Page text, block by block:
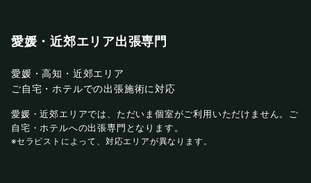
愛媛・近郊エリア出張専門
愛媛・高知・近郊エリア
ご自宅・ホテルでの出張施術に対応
愛媛・近郊エリアでは、ただいま個室がご利用いただけません。ご
自宅・ホテルへの出張専門となります。
※セラピストによって、対応エリアが異なります。